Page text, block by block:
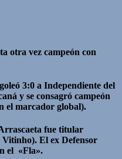
otra vez campeón con
3:0 a Independiente del
y se consagró campeón
el marcador global).
fue titular
El ex Defensor
el «Fla».